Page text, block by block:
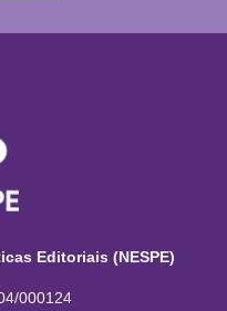
Editoriais (NESPE)
000124